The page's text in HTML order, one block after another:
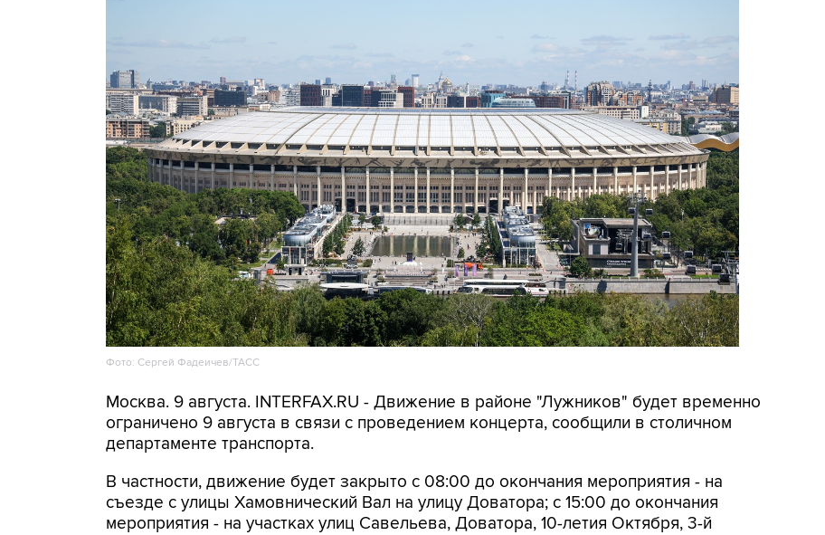
Фото: Сергей Фадеичев/ТАСС
Москва. 9 августа. INTERFAX.RU - Движение в районе "Лужников" будет временно
ограничено 9 августа в связи с проведением концерта, сообщили в столичном
департаменте транспорта.
В частности, движение будет закрыто с 08:00 до окончания мероприятия - на
съезде с улицы Хамовнический Вал на улицу Доватора; с 15:00 до окончания
мероприятия - на участках улиц Савельева, Доватора, 10-летия Октября, 3-й